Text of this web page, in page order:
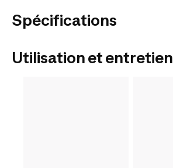
Spécifications
Utilisation et entretien